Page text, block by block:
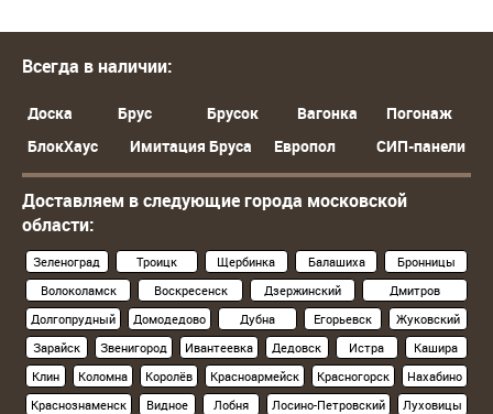
Всегда в наличии:
Доска Брус Брусок Вагонка
Погонаж
БлокХаус
Имитация Бруса Европол СИП-панели
Доставляем в следующие города московской
области:
Зеленоград Троицк Щербинка Балашиха
Бронницы
Волоколамск
Воскресенск Дзержинский
Дмитров
Долгопрудный
Домодедово Дубна Егорьевск
Жуковский
Зарайск
Звенигород Ивантеевка Дедовск Истра
Кашира
Клин
Коломна Королёв Красноармейск Красногорск
Нахабино
Краснознаменск
Видное Лобня Лосино-Петровский
Луховицы